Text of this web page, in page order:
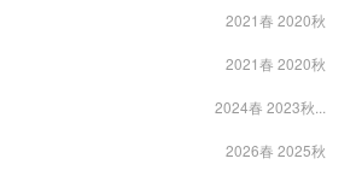
2021春 2020秋
2021春 2020秋
2024春 2023秋...
2026春 2025秋